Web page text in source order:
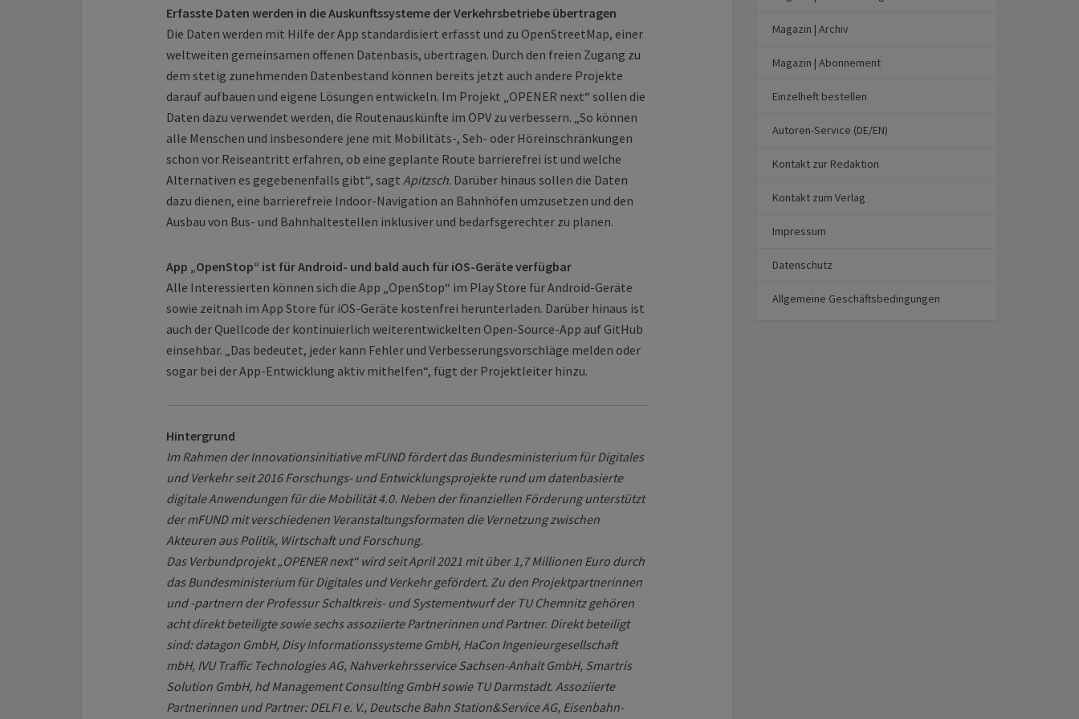
Erfasste Daten werden in die Auskunftssysteme der Verkehrsbetriebe übertragen
Die Daten werden mit Hilfe der App standardisiert erfasst und zu OpenStreetMap, einer
weltweiten gemeinsamen offenen Datenbasis, übertragen. Durch den freien Zugang zu
dem stetig zunehmenden Datenbestand können bereits jetzt auch andere Projekte
darauf aufbauen und eigene Lösungen entwickeln. Im Projekt „OPENER next“ sollen die
Daten dazu verwendet werden, die Routenauskünfte im ÖPV zu verbessern. „So können
alle Menschen und insbesondere jene mit Mobilitäts-, Seh- oder Höreinschränkungen
schon vor Reiseantritt erfahren, ob eine geplante Route barrierefrei ist und welche
Alternativen es gegebenenfalls gibt“, sagt Apitzsch. Darüber hinaus sollen die Daten
dazu dienen, eine barrierefreie Indoor-Navigation an Bahnhöfen umzusetzen und den
Ausbau von Bus- und Bahnhaltestellen inklusiver und bedarfsgerechter zu planen.
App „OpenStop“ ist für Android- und bald auch für iOS-Geräte verfügbar
Alle Interessierten können sich die App „OpenStop“ im Play Store für Android-Geräte
sowie zeitnah im App Store für iOS-Geräte kostenfrei herunterladen. Darüber hinaus ist
auch der Quellcode der kontinuierlich weiterentwickelten Open-Source-App auf GitHub
einsehbar. „Das bedeutet, jeder kann Fehler und Verbesserungsvorschläge melden oder
sogar bei der App-Entwicklung aktiv mithelfen“, fügt der Projektleiter hinzu.
Hintergrund
Im Rahmen der Innovationsinitiative mFUND fördert das Bundesministerium für Digitales
und Verkehr seit 2016 Forschungs- und Entwicklungsprojekte rund um datenbasierte
digitale Anwendungen für die Mobilität 4.0. Neben der finanziellen Förderung unterstützt
der mFUND mit verschiedenen Veranstaltungsformaten die Vernetzung zwischen
Akteuren aus Politik, Wirtschaft und Forschung.
Das Verbundprojekt „OPENER next“ wird seit April 2021 mit über 1,7 Millionen Euro durch
das Bundesministerium für Digitales und Verkehr gefördert. Zu den Projektpartnerinnen
und -partnern der Professur Schaltkreis- und Systementwurf der TU Chemnitz gehören
acht direkt beteiligte sowie sechs assoziierte Partnerinnen und Partner. Direkt beteiligt
sind: datagon GmbH, Disy Informationssysteme GmbH, HaCon Ingenieurgesellschaft
mbH, IVU Traffic Technologies AG, Nahverkehrsservice Sachsen-Anhalt GmbH, Smartris
Solution GmbH, hd Management Consulting GmbH sowie TU Darmstadt. Assoziierte
Partnerinnen und Partner: DELFI e. V., Deutsche Bahn Station&Service AG, Eisenbahn-
Magazin | Archiv
Magazin | Abonnement
Einzelheft bestellen
Autoren-Service (DE/EN)
Kontakt zur Redaktion
Kontakt zum Verlag
Impressum
Datenschutz
Allgemeine Geschäftsbedingungen